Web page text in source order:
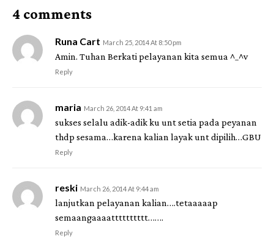
4 comments
Runa Cart March 25, 2014 At 8:50 pm
Amin. Tuhan Berkati pelayanan kita semua ^_^v
Reply
maria March 26, 2014 At 9:41 am
sukses selalu adik-adik ku unt setia pada peyanan
thdp sesama…karena kalian layak unt dipilih…GBU
Reply
reski March 26, 2014 At 9:44 am
lanjutkan pelayanan kalian….tetaaaaap
semaangaaaatttttttttt…….
Reply